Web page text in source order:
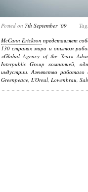
Posted on 7th September ‘09
McCann Erickson представляет
130 странах мира и опытом
«Global Agency of the Year»
Interpublic Group компанией,
индустрии. Агентство
Greenpeace, L'Oreal, Lowenbrau,